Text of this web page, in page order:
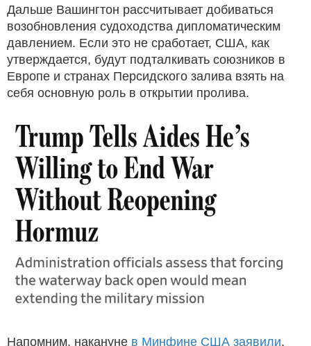
Дальше Вашингтон рассчитывает добиваться
возобновления судоходства дипломатическим
давлением. Если это не сработает, США, как
утверждается, будут подталкивать союзников в
Европе и странах Персидского залива взять на
себя основную роль в открытии пролива.
Напомним, накануне в Минфине США заявили,